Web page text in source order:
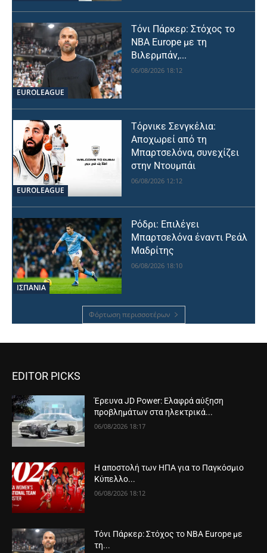
EUROLEAGUE
Τόνι Πάρκερ: Στόχος το
NBA Europe με τη
Βιλερμπάν,...
06/08/2026 18:12
EUROLEAGUE
Τόρνικε Σενγκέλια:
Αποχωρεί από τη
Μπαρτσελόνα, συνεχίζει
στην Ντουμπάι
06/08/2026 12:12
ΙΣΠΑΝΙΑ
Ρόδρι: Επιλέγει
Μπαρτσελόνα έναντι Ρεάλ
Μαδρίτης
06/08/2026 18:10
Φόρτωση περισσοτέρων
EDITOR PICKS
Έρευνα JD Power: Ελαφρά αύξηση
προβλημάτων στα ηλεκτρικά...
06/08/2026 18:17
Η αποστολή των ΗΠΑ για το Παγκόσμιο
Κύπελλο...
06/08/2026 18:12
Τόνι Πάρκερ: Στόχος το NBA Europe με
τη...